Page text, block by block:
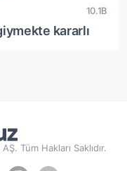
10.1B
kararlı
Tüm Hakları Saklıdır.